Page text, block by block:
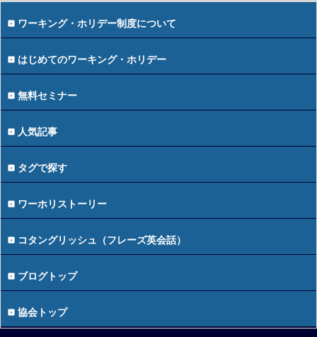
ワーキング・ホリデー制度について
はじめてのワーキング・ホリデー
無料セミナー
人気記事
タグで探す
ワーホリストーリー
コタングリッシュ（フレーズ英会話）
ブログトップ
協会トップ